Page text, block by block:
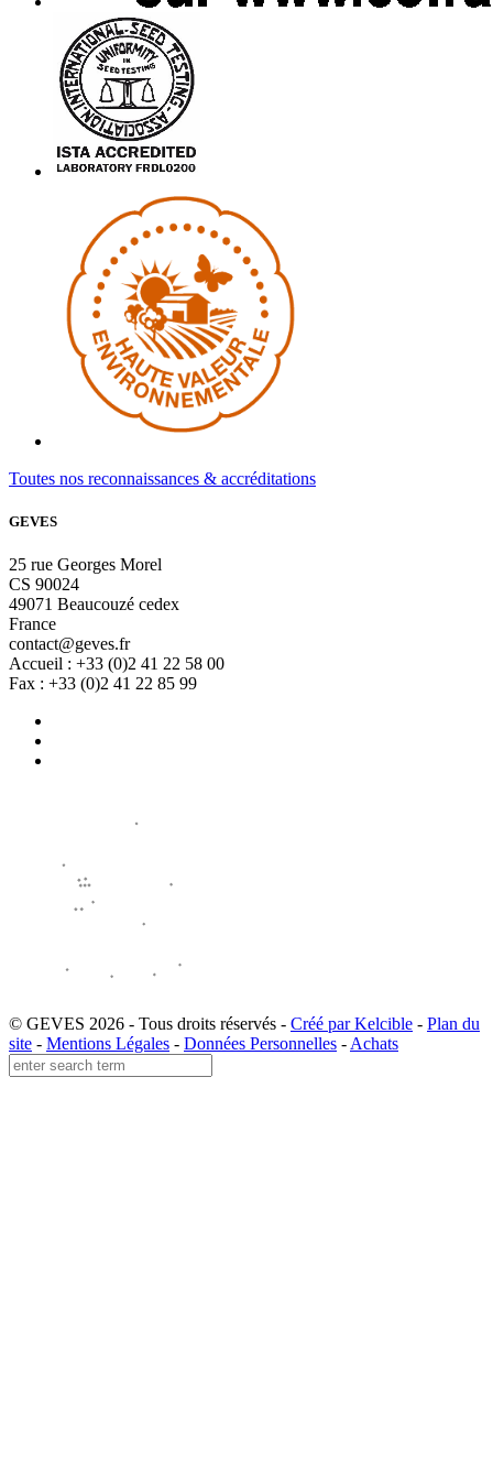
Toutes nos reconnaissances & accréditations
GEVES
25 rue Georges Morel
CS 90024
49071 Beaucouzé cedex
France
contact@geves.fr
Accueil : +33 (0)2 41 22 58 00
Fax : +33 (0)2 41 22 85 99
© GEVES 2026 - Tous droits réservés - Créé par Kelcible - Plan du
site - Mentions Légales - Données Personnelles - Achats